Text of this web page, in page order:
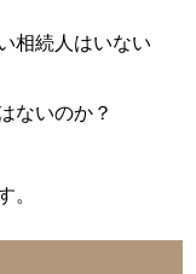
相続人はいない
ないのか？
。